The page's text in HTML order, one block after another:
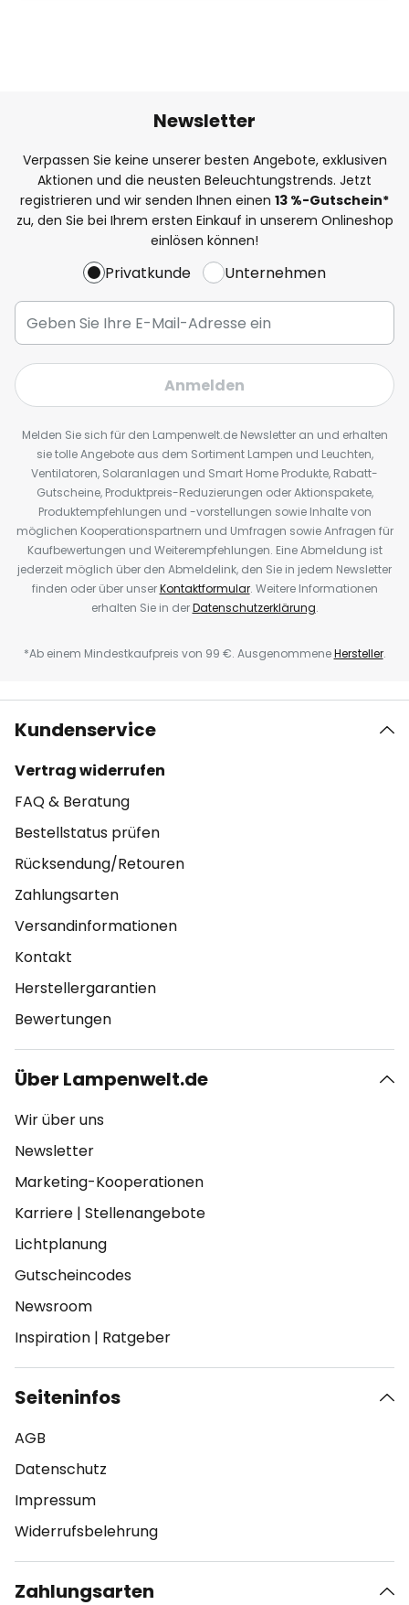
Newsletter
Verpassen Sie keine unserer besten Angebote, exklusiven
Aktionen und die neusten Beleuchtungstrends. Jetzt
registrieren und wir senden Ihnen einen 13 %-Gutschein*
zu, den Sie bei Ihrem ersten Einkauf in unserem Onlineshop
einlösen können!
Privatkunde Unternehmen
Anmelden
Melden Sie sich für den Lampenwelt.de Newsletter an und erhalten
sie tolle Angebote aus dem Sortiment Lampen und Leuchten,
Ventilatoren, Solaranlagen und Smart Home Produkte, Rabatt-
Gutscheine, Produktpreis-Reduzierungen oder Aktionspakete,
Produktempfehlungen und -vorstellungen sowie Inhalte von
möglichen Kooperationspartnern und Umfragen sowie Anfragen für
Kaufbewertungen und Weiterempfehlungen. Eine Abmeldung ist
jederzeit möglich über den Abmeldelink, den Sie in jedem Newsletter
finden oder über unserKontaktformular. Weitere Informationen
erhalten Sie in derDatenschutzerklärung.
*Ab einem Mindestkaufpreis von 99 €. AusgenommeneHersteller.
Kundenservice
Vertrag widerrufen
FAQ & Beratung
Bestellstatus prüfen
Rücksendung/Retouren
Zahlungsarten
Versandinformationen
Kontakt
Herstellergarantien
Bewertungen
Über Lampenwelt.de
Wir über uns
Newsletter
Marketing-Kooperationen
Karriere | Stellenangebote
Lichtplanung
Gutscheincodes
Newsroom
Inspiration | Ratgeber
Seiteninfos
AGB
Datenschutz
Impressum
Widerrufsbelehrung
Zahlungsarten